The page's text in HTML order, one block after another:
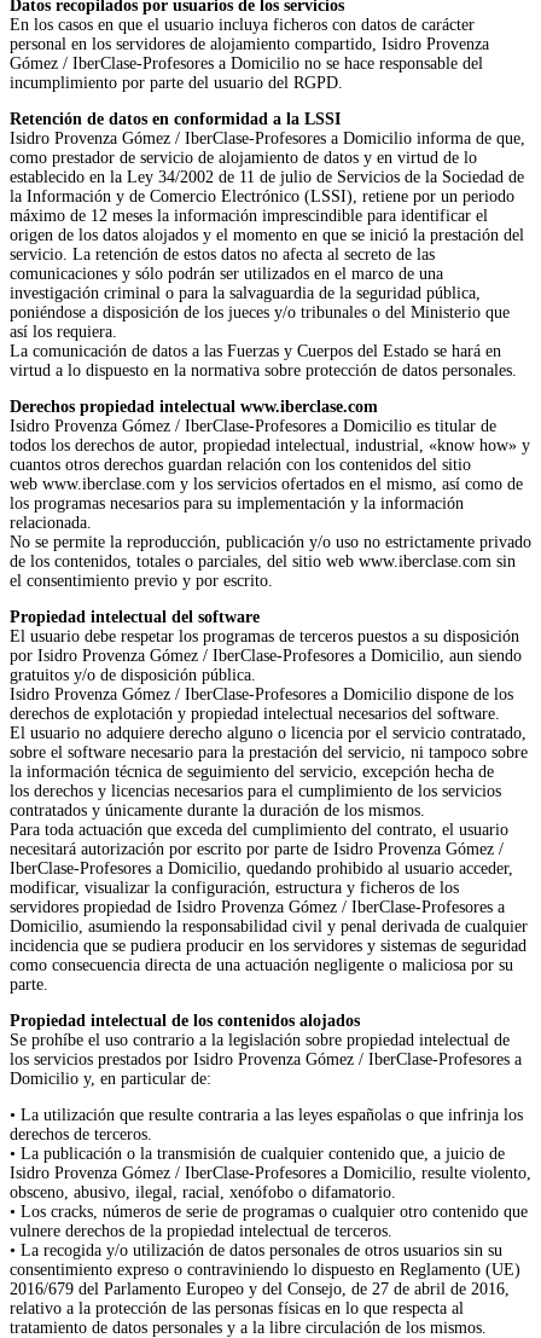
Datos recopilados por usuarios de los servicios
En los casos en que el usuario incluya ficheros con datos de carácter
personal en los servidores de alojamiento compartido, Isidro Provenza
Gómez / IberClase-Profesores a Domicilio no se hace responsable del
incumplimiento por parte del usuario del RGPD.
Retención de datos en conformidad a la LSSI
Isidro Provenza Gómez / IberClase-Profesores a Domicilio informa de que,
como prestador de servicio de alojamiento de datos y en virtud de lo
establecido en la Ley 34/2002 de 11 de julio de Servicios de la Sociedad de
la Información y de Comercio Electrónico (LSSI), retiene por un periodo
máximo de 12 meses la información imprescindible para identificar el
origen de los datos alojados y el momento en que se inició la prestación del
servicio. La retención de estos datos no afecta al secreto de las
comunicaciones y sólo podrán ser utilizados en el marco de una
investigación criminal o para la salvaguardia de la seguridad pública,
poniéndose a disposición de los jueces y/o tribunales o del Ministerio que
así los requiera.
La comunicación de datos a las Fuerzas y Cuerpos del Estado se hará en
virtud a lo dispuesto en la normativa sobre protección de datos personales.
Derechos propiedad intelectual www.iberclase.com
Isidro Provenza Gómez / IberClase-Profesores a Domicilio es titular de
todos los derechos de autor, propiedad intelectual, industrial, «know how» y
cuantos otros derechos guardan relación con los contenidos del sitio
web www.iberclase.com y los servicios ofertados en el mismo, así como de
los programas necesarios para su implementación y la información
relacionada.
No se permite la reproducción, publicación y/o uso no estrictamente privado
de los contenidos, totales o parciales, del sitio web www.iberclase.com sin
el consentimiento previo y por escrito.
Propiedad intelectual del software
El usuario debe respetar los programas de terceros puestos a su disposición
por Isidro Provenza Gómez / IberClase-Profesores a Domicilio, aun siendo
gratuitos y/o de disposición pública.
Isidro Provenza Gómez / IberClase-Profesores a Domicilio dispone de los
derechos de explotación y propiedad intelectual necesarios del software.
El usuario no adquiere derecho alguno o licencia por el servicio contratado,
sobre el software necesario para la prestación del servicio, ni tampoco sobre
la información técnica de seguimiento del servicio, excepción hecha de
los derechos y licencias necesarios para el cumplimiento de los servicios
contratados y únicamente durante la duración de los mismos.
Para toda actuación que exceda del cumplimiento del contrato, el usuario
necesitará autorización por escrito por parte de Isidro Provenza Gómez /
IberClase-Profesores a Domicilio, quedando prohibido al usuario acceder,
modificar, visualizar la configuración, estructura y ficheros de los
servidores propiedad de Isidro Provenza Gómez / IberClase-Profesores a
Domicilio, asumiendo la responsabilidad civil y penal derivada de cualquier
incidencia que se pudiera producir en los servidores y sistemas de seguridad
como consecuencia directa de una actuación negligente o maliciosa por su
parte.
Propiedad intelectual de los contenidos alojados
Se prohíbe el uso contrario a la legislación sobre propiedad intelectual de
los servicios prestados por Isidro Provenza Gómez / IberClase-Profesores a
Domicilio y, en particular de:
• La utilización que resulte contraria a las leyes españolas o que infrinja los
derechos de terceros.
• La publicación o la transmisión de cualquier contenido que, a juicio de
Isidro Provenza Gómez / IberClase-Profesores a Domicilio, resulte violento,
obsceno, abusivo, ilegal, racial, xenófobo o difamatorio.
• Los cracks, números de serie de programas o cualquier otro contenido que
vulnere derechos de la propiedad intelectual de terceros.
• La recogida y/o utilización de datos personales de otros usuarios sin su
consentimiento expreso o contraviniendo lo dispuesto en Reglamento (UE)
2016/679 del Parlamento Europeo y del Consejo, de 27 de abril de 2016,
relativo a la protección de las personas físicas en lo que respecta al
tratamiento de datos personales y a la libre circulación de los mismos.